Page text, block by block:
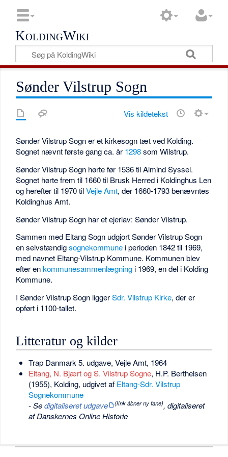
KoldingWiki
Sønder Vilstrup Sogn
Vis kildetekst
Sønder Vilstrup Sogn er et kirkesogn tæt ved Kolding.
Sognet nævnt første gang ca. år 1298som Wilstrup.
Sønder Vilstrup Sogn hørte før 1536 til Almind Syssel.
Sognet hørte frem til 1660 til Brusk Herred i Koldinghus Len
og herefter til 1970 tilVejle Amt, der 1660-1793 benævntes
Koldinghus Amt.
Sønder Vilstrup Sogn har et ejerlav: Sønder Vilstrup.
Sammen med Eltang Sogn udgjort Sønder Vilstrup Sogn
en selvstændigsognekommune i perioden 1842 til 1969,
med navnet Eltang-Vilstrup Kommune. Kommunen blev
efter enkommunesammenlægning i 1969, en del i Kolding
Kommune.
I Sønder Vilstrup Sogn liggerSdr. Vilstrup Kirke, der er
opført i 1100-tallet.
Litteratur og kilder
Trap Danmark 5. udgave, Vejle Amt, 1964
Eltang, N. Bjært og S. Vilstrup Sogne, H.P. Berthelsen
(1955), Kolding, udgivet af Eltang-Sdr. Vilstrup
Sognekommune
-Sedigitaliseret udgave (link åbner ny fane), digitaliseret
af Danskernes Online Historie